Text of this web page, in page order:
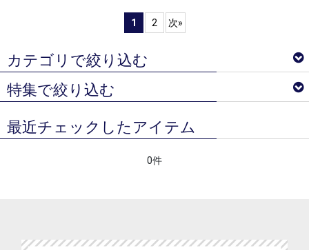
1 2 次»
カテゴリで絞り込む
トマトクリスタル＆トマトルビー
ノンアルコールスパークリング＆ワイン
ドライフルーツ＆ナッツ
特集で絞り込む
ベジターレ サマーギフトギフト特集
最近チェックしたアイテム
0件